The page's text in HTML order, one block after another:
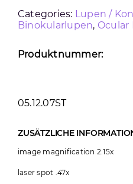
Menge
Categories: Lupen /
Binokularlupen,
Produktnummer:
05.12.07ST
ZUSÄTZLICHE
image magnification 2.15x
laser spot .47x